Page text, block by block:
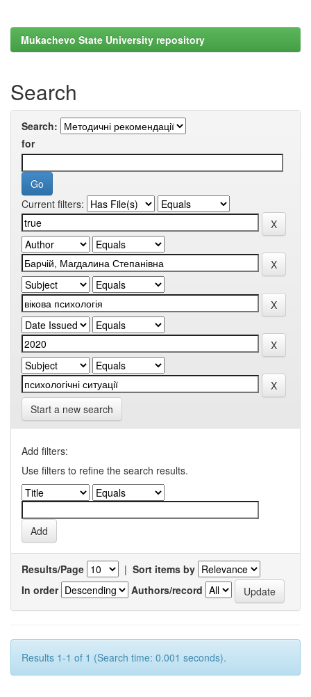
Mukachevo State University repository
Search
Search:
for
Current filters:
Start a new search
Add filters:
Use filters to refine the search results.
Results/Page | Sort items by
In order
Authors/record
Results 1-1 of 1 (Search time: 0.001 seconds).